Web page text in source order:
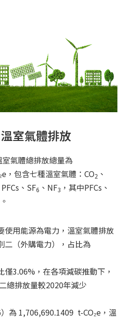
溫室氣體排放
氣體總排放總量為
，包含七種溫室氣體：CO2 、
、SF6 、NF3 ，其中PFCs、
使用能源為電力，溫室氣體排放
二（外購電力），占比為
僅3.06%，在各項減碳推動下，
總排放量較2020年減少
為 1,706,690.1409 t-CO₂e，溫